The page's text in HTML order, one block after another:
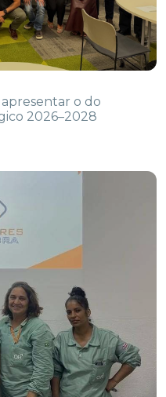
o do
2026–2028